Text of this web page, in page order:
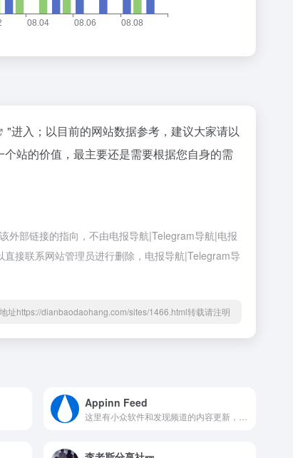
"进入；以目前的网站数据参考，建议大家请以
站的价值，最主要还是需要根据您自身的需
外部链接的指向，不由电报导航|Telegram导航|电报
接联系网站管理员进行删除，电报导航|Telegram导
址https://dianbaodaohang.com/sites/1466.html转载请注明
Appinn Feed